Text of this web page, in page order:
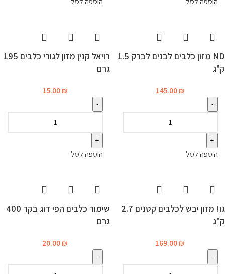
ND מזון כלבים לבנים לברק 1.5
ק"ג
145.00 ₪
הוספה לסל
רויאל קנין מזון לגורי כלבים 195
גרם
15.00 ₪
הוספה לסל
גו! מזון יבש לכלבים קטנים 2.7
ק"ג
169.00 ₪
שימור כלבים הפי דוג בקר 400
גרם
20.00 ₪